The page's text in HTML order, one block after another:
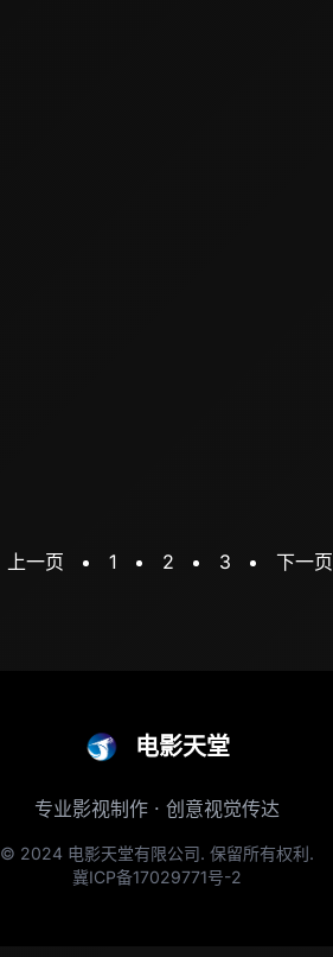
上一页 1 2 3 下一页
电影天堂
专业影视制作 · 创意视觉传达
© 2024 电影天堂有限公司. 保留所有权利.
冀ICP备17029771号-2